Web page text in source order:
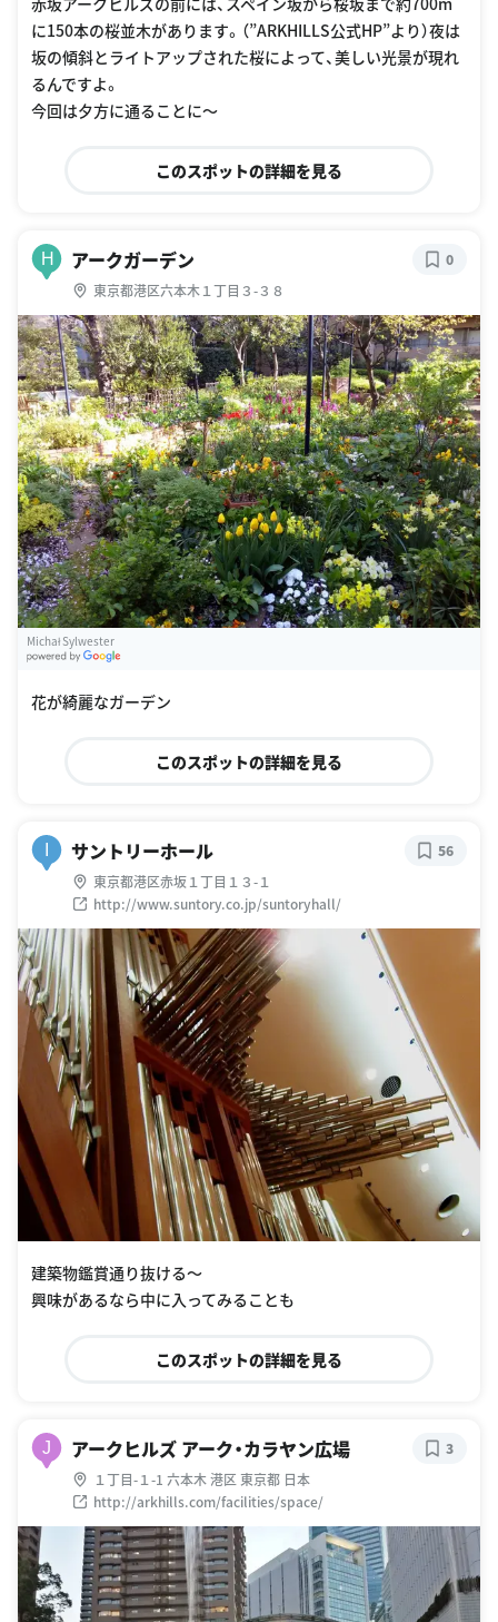
に150本の桜並木があります。（”ARKHILLS公式HP”より）夜は
坂の傾斜とライトアップされた桜によって、美しい光景が現れ
るんですよ。
今回は夕方に通ることに〜
このスポットの詳細を見る
H アークガーデン
東京都港区六本木１丁目３-３８
0
Michał Sylwester
花が綺麗なガーデン
このスポットの詳細を見る
I サントリーホール
東京都港区赤坂１丁目１３-１
http://www.suntory.co.jp/suntoryhall/
56
建築物鑑賞通り抜ける〜
興味があるなら中に入ってみることも
このスポットの詳細を見る
J アークヒルズ アーク・カラヤン広場
１丁目-１-1 六本木 港区 東京都 日本
http://arkhills.com/facilities/space/
3